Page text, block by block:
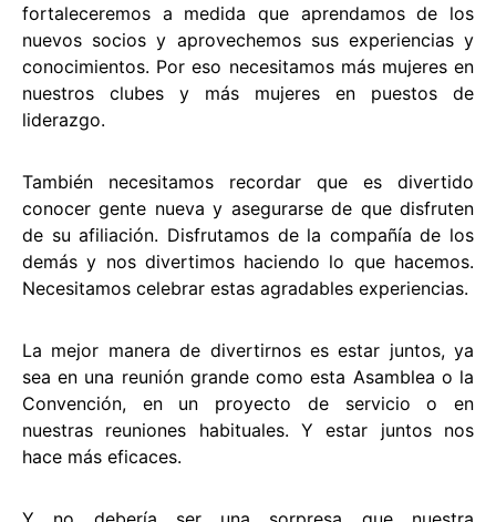
fortaleceremos a medida que aprendamos de los
nuevos socios y aprovechemos sus experiencias y
conocimientos. Por eso necesitamos más mujeres en
nuestros clubes y más mujeres en puestos de
liderazgo.
También necesitamos recordar que es divertido
conocer gente nueva y asegurarse de que disfruten
de su afiliación. Disfrutamos de la compañía de los
demás y nos divertimos haciendo lo que hacemos.
Necesitamos celebrar estas agradables experiencias.
La mejor manera de divertirnos es estar juntos, ya
sea en una reunión grande como esta Asamblea o la
Convención, en un proyecto de servicio o en
nuestras reuniones habituales. Y estar juntos nos
hace más eficaces.